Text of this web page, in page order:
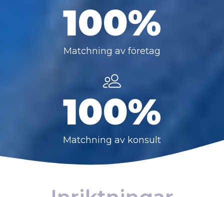
100%
Matchning av företag
100%
Matchning av konsult